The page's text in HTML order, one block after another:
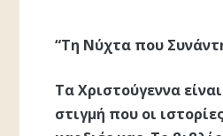
“Τη Νύχτα που
Τα Χριστούγεννα
στιγμή που οι